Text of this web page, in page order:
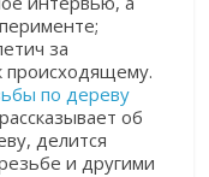
за
происходящему.
по дереву
об
делится
и другими